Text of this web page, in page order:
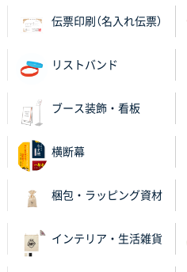
対応を頂いており助かっ
和歌山県S社様
2025年11月05日 11:13
不織布スクエアトート(A4
2025年10月28日 17:10
伝票印刷（名入れ伝票）
リストバンド
ブース装飾・看板
横断幕
梱包・ラッピング資材
インテリア・生活雑貨